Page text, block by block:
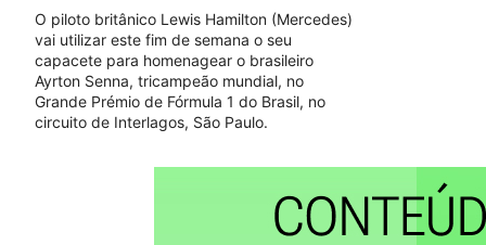
O piloto britânico Lewis Hamilton (Mercedes)
vai utilizar este fim de semana o seu
capacete para homenagear o brasileiro
Ayrton Senna, tricampeão mundial, no
Grande Prémio de Fórmula 1 do Brasil, no
circuito de Interlagos, São Paulo.